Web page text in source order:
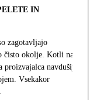
IN
zagotavljajo
čisto okolje. Kotli na
proizvajalca navdušijo
Vsekakor
.